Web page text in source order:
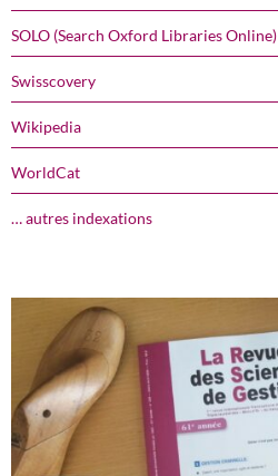
SOLO (Search Oxford Libraries Online)
Swisscovery
Wikipedia
WorldCat
… autres indexations